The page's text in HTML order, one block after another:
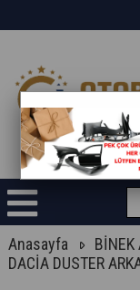
Anasayfa BİNEK
DACİA DUSTER